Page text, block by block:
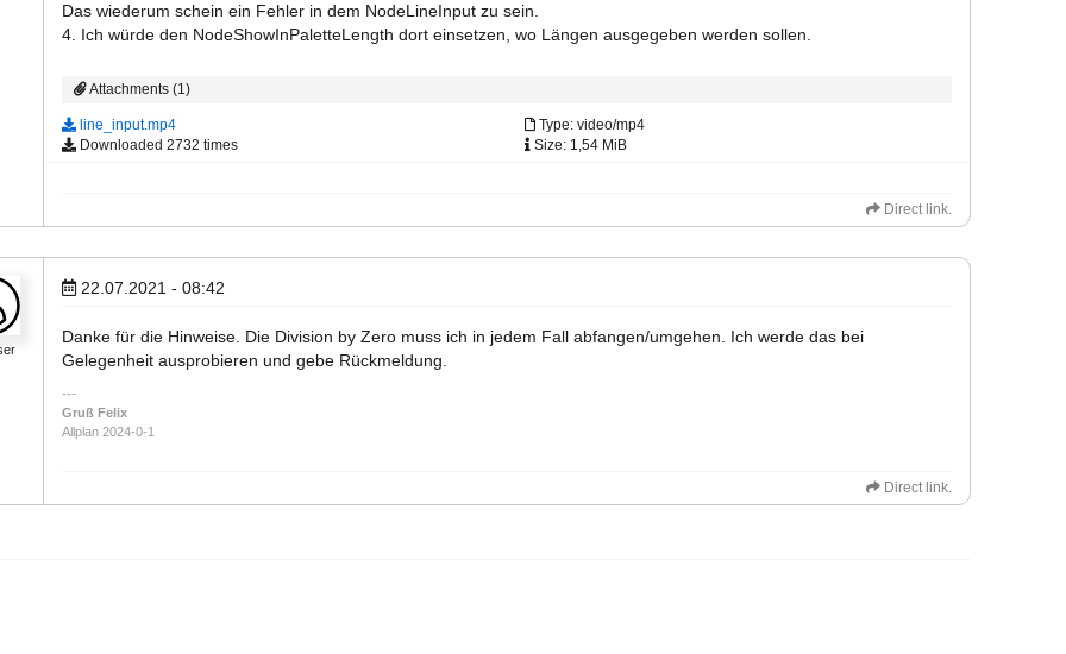
Das wiederum schein ein Fehler in dem NodeLineInput zu sein.
4. Ich würde den NodeShowInPaletteLength dort einsetzen, wo Längen ausgegeben werden sollen.
Attachments (1)
line_input.mp4
Type: video/mp4
Downloaded 2732 times
Size: 1,54 MiB
Direct link.
22.07.2021 - 08:42
Danke für die Hinweise. Die Division by Zero muss ich in jedem Fall abfangen/umgehen. Ich werde das bei
Gelegenheit ausprobieren und gebe Rückmeldung.
Gruß Felix
Allplan 2024-0-1
Direct link.